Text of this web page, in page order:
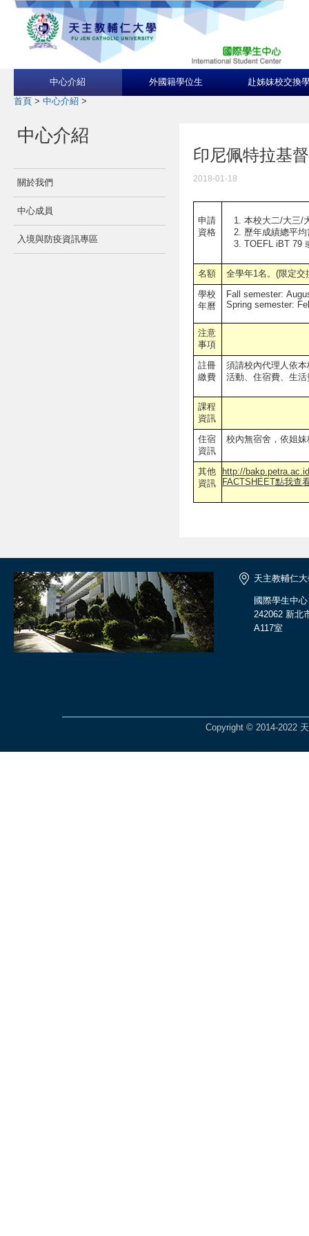
中心介紹 外國籍學位生 赴姊妹校交換
首頁 > 中心介紹 >
中心介紹
關於我們
中心成員
入境與防疫資訊專區
印尼佩特拉基
2018-01-18
申請
資格
本校大二/大三/
歷年成績總平
TOEFL iBT 79
名額
全學年1名。(限定交
學校
年曆
Fall semester:
Spring semester:
注意
事項
註冊
繳費
須請校內代理人依
活動、住宿費、生
課程
資訊
住宿
資訊
校內無宿舍，依姐
其他
資訊
http://
FACTSHEET點我查
天主教輔仁
國際學生中心
242062 新北
A117室
Copyright © 2014-2022